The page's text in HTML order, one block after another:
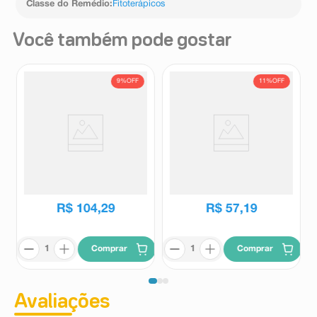
Classe do Remédio: Fitoterápicos
Você também pode gostar
9%OFF
R$ 104,29
Comprar
11%OFF
R$ 57,19
Comprar
Avaliações